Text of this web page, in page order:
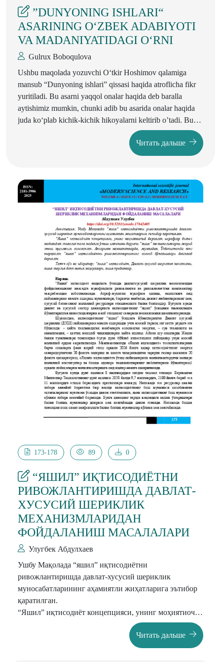
”DUNYONING ISHLARI“
ASARINING O‘ZBEK ADABIYOTI
VA MADANIYATIDAGI O‘RNI
Gulrux Boboqulova
Ushbu maqolada yozuvchi O‘tkir Hoshimov qalamiga
mansub “Dunyoning ishlari” qissasi haqida atroflicha fikr
yuritiladi. Bu asarni yaqqol onalar haqida deb baralla
aytishimiz mumkin, chunki adib bu asarida onalar haqida
juda ko‘plab kichik-kichik hikoyalarni keltirib o’tadi. Bu
asarni o‘qir ekansiz voqealar sizning o‘tmishingizda bo‘lib
o‘tayotganday seziladi va kitobni tutilmasdan o‘qiysiz. Bu
kitobda “Butun dunyo onalari bu asarni o‘qishini
dunyo onalari haqida ekanligi yoqqol aks etgan.
Читать дальше
173-178 89 0
“ЯШИЛ” ИҚТИСОДИЁТНИ
РИВОЖЛАНТИРИШДА ДАВЛАТ-
ХУСУСИЙ ШЕРИКЛИК
МЕХАНИЗМЛАРИДАН
ФОЙДАЛАНИШ МАСАЛАЛАРИ
Улугбек Абдулхаев
Ушбу Мақолада “яшил” иқтисодиётни
ривожлантиришда давлат-хусусий шериклик
муносабатларининг аҳамиятли жиҳатларига эътибор
қаратилган.
“Яшил” иқтисодиёт концепцияси, унинг моҳиятиочиб
берилган, исрофгар бизнес моделидан экологик тоза
моделга ўтиш имконини берувчи “яшил”
технологияларни жорий этиш муҳимлиги асосланган.
Читать дальше